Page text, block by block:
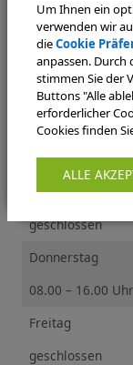
Montag
08.00 – 16.00 Uhr
Dienstag
08.00 – 16.00 Uhr
Mittwoch
geschlossen
Donnerstag
08.00 – 16.00 Uhr
Freitag
geschlossen
Um Ihnen ein
verwenden wir
dieCookie
anpassen. Durch
stimmen Sie der
Buttons "Alle
erforderlicher
Cookies finden
ALLE